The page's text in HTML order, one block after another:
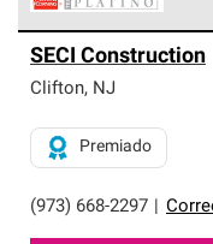
Corning constituyen
exclusiva y cumplen
Solo ellos pueden
sistemas de techos.
SECI Construction
Clifton, NJ
(973) 668-2297
Premiado